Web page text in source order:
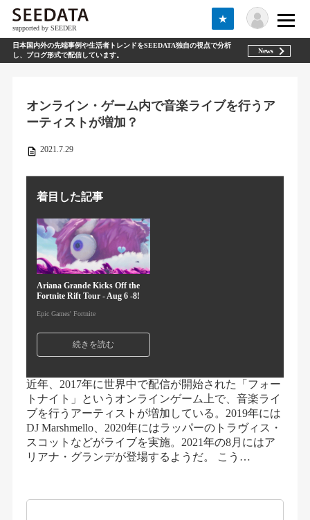
supported by SEEDER
★
日本国内外の先端事例や生活者トレンドをSEEDATA独自の視点で分析
し、ブログ形式で配信しています。
News
オンライン・ゲーム内で音楽ライブを行うア
ーティストが増加？
2021.7.29
着目した記事
Ariana Grande Kicks Off the
Fortnite Rift Tour - Aug 6 -8!
Epic Games' Fortnite
続きを読む
近年、2017年に世界中で配信が開始された「フォー
トナイト」というオンラインゲーム上で、音楽ライ
ブを行うアーティストが増加している。2019年には
DJ Marshmello、2020年にはラッパーのトラヴィス・
スコットなどがライブを実施。2021年の8月にはア
リアナ・グランデが登場するようだ。 こう…